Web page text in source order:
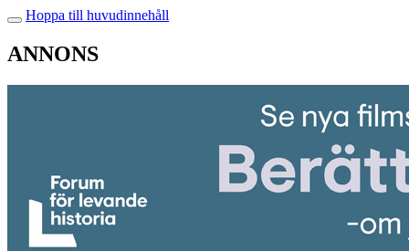
Hoppa till huvudinnehåll
ANNONS